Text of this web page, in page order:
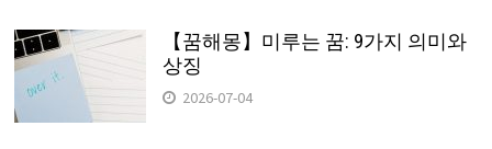
【꿈해몽】미루는 꿈: 9가지 의미와
상징
2026-07-04